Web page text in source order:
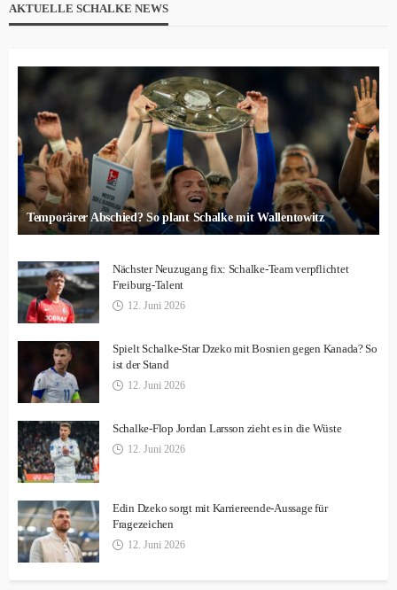
AKTUELLE SCHALKE NEWS
Temporärer Abschied? So plant Schalke mit Wallentowitz
Nächster Neuzugang fix: Schalke-Team verpflichtet
Freiburg-Talent
12. Juni 2026
Spielt Schalke-Star Dzeko mit Bosnien gegen Kanada? So
ist der Stand
12. Juni 2026
Schalke-Flop Jordan Larsson zieht es in die Wüste
12. Juni 2026
Edin Dzeko sorgt mit Karriereende-Aussage für
Fragezeichen
12. Juni 2026